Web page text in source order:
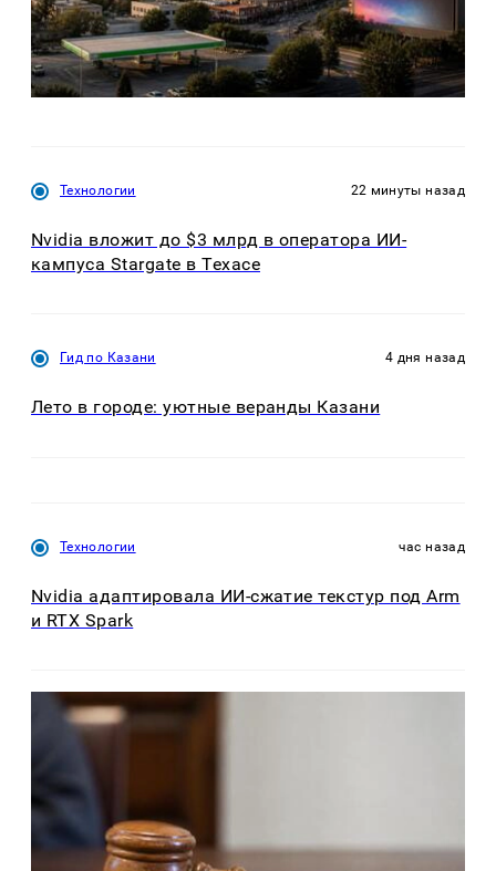
Технологии 22 минуты назад
Nvidia вложит до $3 млрд в оператора ИИ-
кампуса Stargate в Техасе
Гид по Казани 4 дня назад
Лето в городе: уютные веранды Казани
Технологии час назад
Nvidia адаптировала ИИ-сжатие текстур под Arm
и RTX Spark